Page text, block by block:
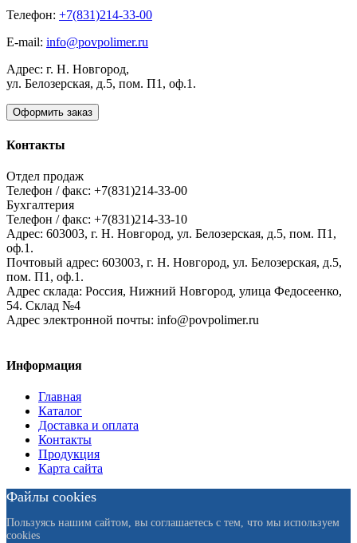
Телефон: +7(831)214-33-00
E-mail: info@povpolimer.ru
Адрес: г. Н. Новгород,
ул. Белозерская, д.5, пом. П1, оф.1.
Оформить заказ
Контакты
Отдел продаж
Телефон / факс: +7(831)214-33-00
Бухгалтерия
Телефон / факс: +7(831)214-33-10
Адрес: 603003, г. Н. Новгород, ул. Белозерская, д.5, пом. П1,
оф.1.
Почтовый адрес: 603003, г. Н. Новгород, ул. Белозерская, д.5,
пом. П1, оф.1.
Адрес склада: Россия, Нижний Новгород, улица Федосеенко,
54. Склад №4
Адрес электронной почты: info@povpolimer.ru
Информация
Главная
Каталог
Доставка и оплата
Контакты
Продукция
Карта сайта
Файлы cookies
Пользуясь нашим сайтом, вы соглашаетесь с тем, что мы используем
cookies